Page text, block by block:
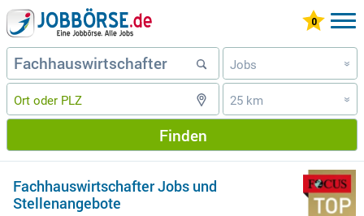
Jobs »
25 km »
Finden
Fachhauswirtschafter Jobs und
Stellenangebote